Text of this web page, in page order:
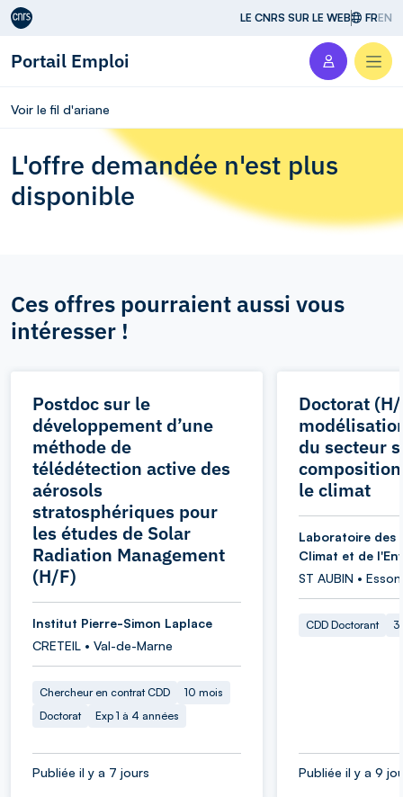
Aller au contenu LE CNRS SUR LE WEB FREN
Portail Emploi
Voir le fil d'ariane
L'offre demandée n'est plus
disponible
Ces offres pourraient aussi vous
intéresser !
Postdoc sur le
développement d’une
méthode de
télédétection active des
aérosols
stratosphériques pour
les études de Solar
Radiation Management
(H/F)
Institut Pierre-Simon Laplace
CRETEIL • Val-de-Marne
Chercheur en contrat CDD
10 mois
Doctorat
Exp 1 à 4 années
Publiée il y a 7 jours
Doctorat
du secteur
le climat
Laboratoire des
Climat et de
ST AUBIN •
CDD Doctorant
Publiée il y a 9